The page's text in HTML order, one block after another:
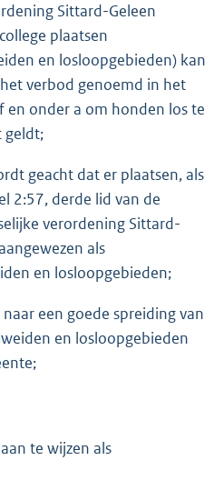
Sittard-Geleen
plaatsen
en losloopgebieden) kan
verbod genoemd in het
en onder a om honden los te
geldt;
geacht dat er plaatsen, als
2:57, derde lid van de
verordening Sittard-
als
en losloopgebieden;
een goede spreiding van
en losloopgebieden
te wijzen als